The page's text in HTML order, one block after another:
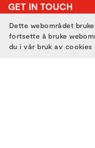
GET IN TOUCH
Dette webområdet
fortsette å bruke
du i vår bruk av cookies